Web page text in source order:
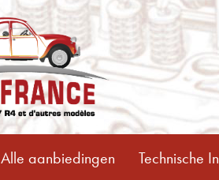
Alle aanbiedingen Technische